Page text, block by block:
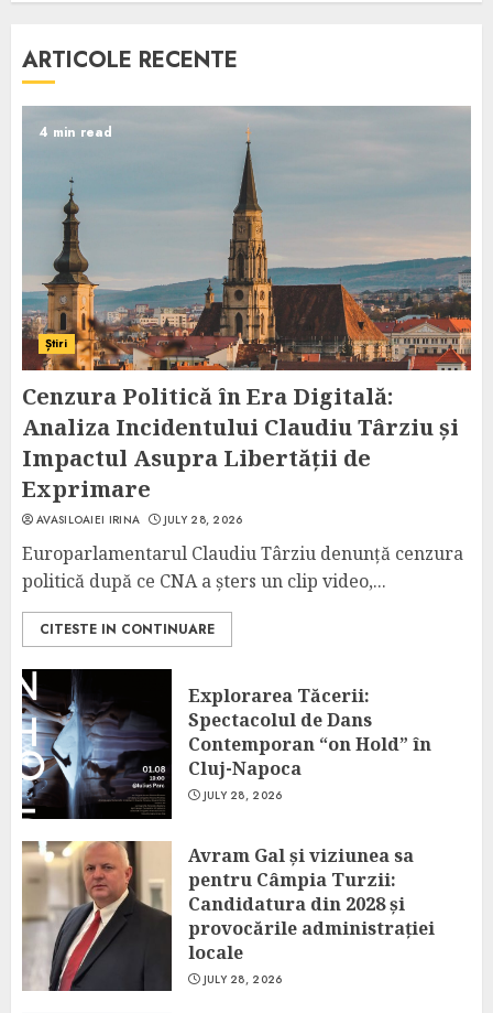
ARTICOLE RECENTE
4 min read
Știri
Cenzura Politică în Era Digitală:
Analiza Incidentului Claudiu Târziu și
Impactul Asupra Libertății de
Exprimare
AVASILOAIEI IRINA JULY 28, 2026
Europarlamentarul Claudiu Târziu denunță cenzura
politică după ce CNA a șters un clip video,...
CITESTE IN CONTINUARE
Explorarea Tăcerii:
Spectacolul de Dans
Contemporan “on Hold” în
Cluj-Napoca
JULY 28, 2026
Avram Gal și viziunea sa
pentru Câmpia Turzii:
Candidatura din 2028 și
provocările administrației
locale
JULY 28, 2026